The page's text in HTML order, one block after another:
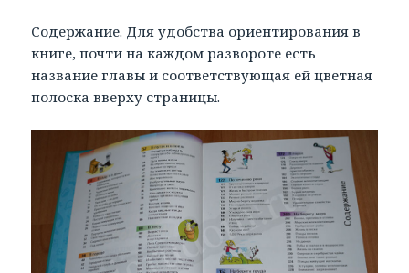
Содержание. Для удобства ориентирования в
книге, почти на каждом развороте есть
название главы и соответствующая ей цветная
полоска вверху страницы.